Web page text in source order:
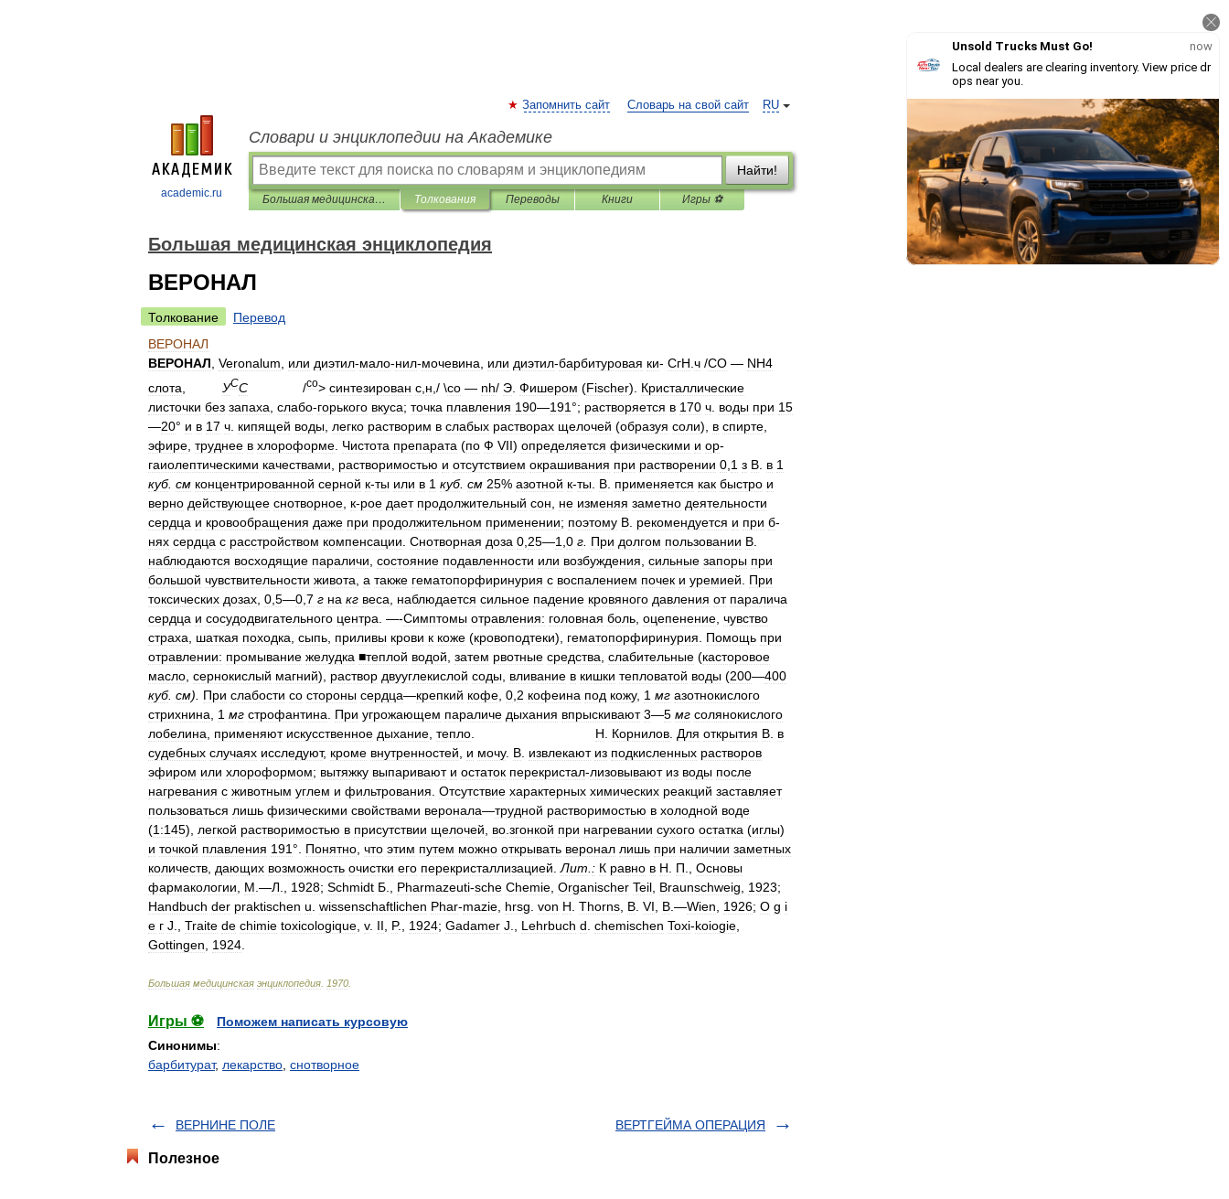
academic.ru
RU
Запомнить сайт Словарь на свой сайт
Словари и энциклопедии на Академике
Найти!
Большая медицинская энциклопедия Толкования Переводы Книги Игры ⚽
Большая медицинская энциклопедия
ВЕРОНАЛ
Толкование
Перевод
ВЕРОНАЛ
ВЕРОНАЛ Veronalum или диэтил-мало-нил-мочевина или диэтил-барбитуровая ки- СгН ч /СО — NH4
слота
УСС /со> синтезирован с н ,/ \со — nh/ Э Фишером (Fischer). Кристаллические
листочки без запаха слабо-горького вкуса; точка плавления 190—191 °; растворяется в 170 ч воды при 15
—20° и в 17 ч кипящей воды легко растворим в слабых растворах щелочей (образуя соли), в спирте
эфире труднее в хлороформе Чистота препарата (по Ф VII) определяется физическими и ор-
гаиолептическими качествами растворимостью и отсутствием окрашивания при растворении 0 1 з В в 1
куб. см концентрированной серной к-ты или в 1 куб. см 25% азотной к-ты В применяется как быстро и
верно действующее снотворное к-рое дает продолжительный сон не изменяя заметно деятельности
сердца и кровообращения даже при продолжительном применении; поэтому В рекомендуется и при б-
нях сердца с расстройством компенсации Снотворная доза 0 25—1 0 г При долгом пользовании В
наблюдаются восходящие параличи состояние подавленности или возбуждения сильные запоры при
большой чувствительности живота а также гематопорфиринурия с воспалением почек и уремией
При
токсических дозах 0 5—0 7 г на кг веса наблюдается сильное падение кровяного давления от паралича
сердца и сосудодвигательного центра . —-Симптомы отравления: головная боль оцепенение чувство
страха
шаткая походка сыпь приливы крови к коже (кровоподтеки), гематопорфиринурия Помощь при
отравлении: промывание желудка ■теплой водой затем рвотные средства слабительные (касторовое
масло сернокислый магний), раствор двууглекислой соды вливание в кишки тепловатой воды (200—400
куб. см). При слабости со стороны сердца—крепкий кофе 0 2 кофеина под кожу, 1 мг азотнокислого
стрихнина
1 мг строфантина При угрожающем параличе дыхания впрыскивают 3—5 мг солянокислого
лобелина
применяют искусственное дыхание тепло Н Корнилов Для открытия В в
судебных случаях исследуют, кроме внутренностей и мочу. В извлекают из подкисленных растворов
эфиром или хлороформом; вытяжку выпаривают и остаток перекристал-лизовывают из воды после
нагревания с животным углем и фильтрования Отсутствие характерных химических реакций заставляет
пользоваться лишь физическими свойствами веронала—трудной растворимостью в холодной воде
(1:145), легкой растворимостью в присутствии щелочей во згонкой при нагревании сухого остатка (иглы)
и точкой плавления 191 °. Понятно что этим путем можно открывать веронал лишь при наличии заметных
количеств дающих возможность очистки его перекристаллизацией Лит : К равно в Н П
Основы
фармакологии
М .—Л 1928; Schmidt Б Pharmazeuti-sche Chemie Organischer Teil Braunschweig 1923;
Handbuch der praktischen u wissenschaftlichen Phar-mazie hrsg von H Thorns B VI B .—Wien 1926; О g i
e г J Traite de chimie toxicologique v. II P., 1924; Gadamer J Lehrbuch d chemischen Toxi-koiogie
Gottingen
1924
Большая медицинская энциклопедия 1970
Игры ⚽
Поможем написать курсовую
Синонимы:
барбитурат, лекарство снотворное
ВЕРНИНЕ ПОЛЕ ВЕРТГЕЙМА ОПЕРАЦИЯ
Полезное